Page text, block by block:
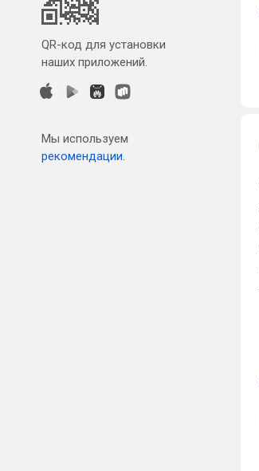
QR-код для установки
наших приложений.
Мы используем
рекомендации.